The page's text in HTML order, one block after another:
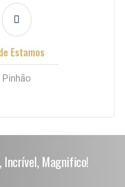

Estamos
Pinhão
Incrível, Magnifico!